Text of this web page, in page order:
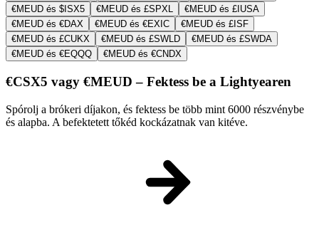
€MEUD és $ISX5
€MEUD és £SPXL
€MEUD és £IUSA
€MEUD és €DAX
€MEUD és €EXIC
€MEUD és £ISF
€MEUD és £CUKX
€MEUD és £SWLD
€MEUD és £SWDA
€MEUD és €EQQQ
€MEUD és €CNDX
€CSX5 vagy €MEUD – Fektess be a Lightyearen
Spórolj a brókeri díjakon, és fektess be több mint 6000 részvénybe
és alapba. A befektetett tőkéd kockázatnak van kitéve.